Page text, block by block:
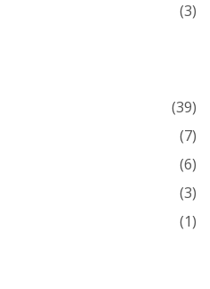
(3)
(39)
(7)
(6)
(3)
(1)